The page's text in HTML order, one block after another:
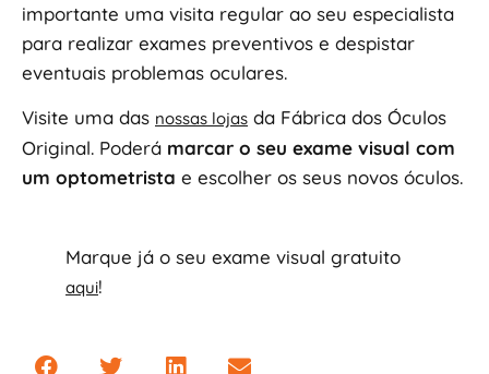
importante uma visita regular ao seu especialista
para realizar exames preventivos e despistar
eventuais problemas oculares.
Visite uma das nossas lojas da Fábrica dos Óculos
Original. Poderá marcar o seu exame visual com
um optometrista e escolher os seus novos óculos.
Marque já o seu exame visual gratuito
aqui!